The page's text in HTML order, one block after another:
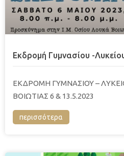
Εκδρομή Γυμνασίου -
EΚΔΡΟΜΗ ΓΥΜΝΑΣΙΟΥ –
ΒΟΙΩΤΙΑΣ 6 & 13.5.2023
περισσότερα